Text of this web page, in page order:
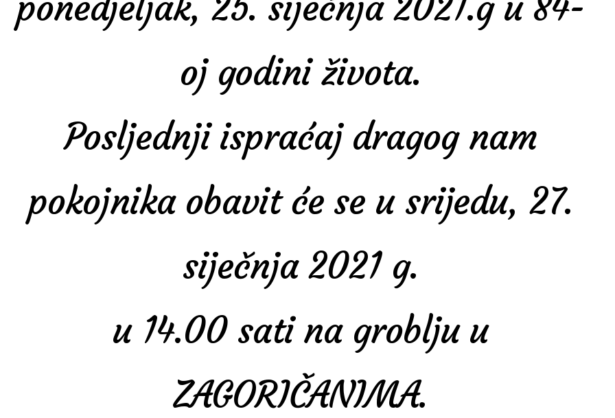
oj godini života.
Posljednji ispraćaj dragog nam
pokojnika obavit će se u srijedu, 27.
siječnja 2021 g.
u 14.00 sati na groblju u
ZAGORIČANIMA.